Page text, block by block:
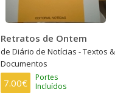
Retratos de Ontem
de Diário de Notícias - Textos &
Documentos
7.00€
Portes
Incluídos